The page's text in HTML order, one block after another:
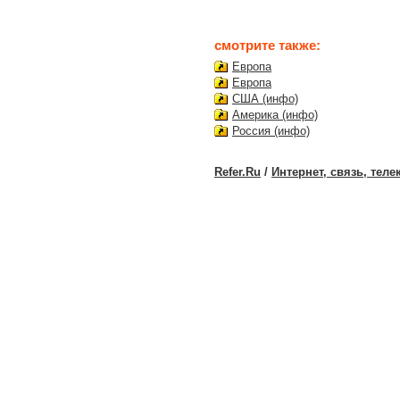
смотрите также:
Европа
Европа
США (инфо)
Америка (инфо)
Россия (инфо)
Refer.Ru / Интернет, связь,